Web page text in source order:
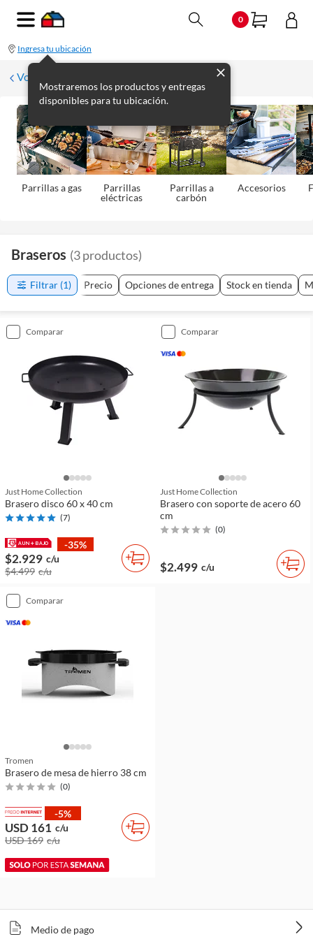
0
Ingresa tu ubicación
Mostraremos los productos y entregas
disponibles para tu ubicación.
Volver a Aire Libre
Parrillas a gas
Parrillas
eléctricas
Parrillas a
carbón
Accesorios
Braseros (3productos)
Filtrar (1) Precio Opciones de entrega Stock en tienda
comparar
Just Home Collection
Brasero disco 60 x 40 cm
(7)
-35%
$2.929 c/u
$4.499 c/u
comparar
Just Home Collection
Brasero con soporte de acero 60
cm
(0)
$2.499 c/u
comparar
Tromen
Brasero de mesa de hierro 38 cm
(0)
-5%
USD 161 c/u
USD 169 c/u
Medio de pago